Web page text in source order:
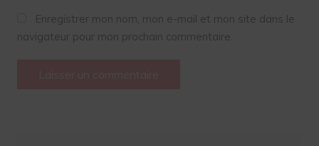
Enregistrer mon nom, mon e-mail et mon site dans le
navigateur pour mon prochain commentaire.